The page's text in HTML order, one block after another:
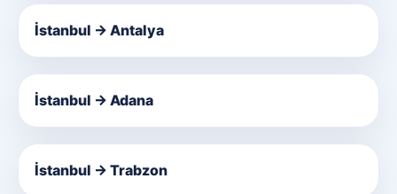
İstanbul → Antalya
İstanbul → Adana
İstanbul → Trabzon